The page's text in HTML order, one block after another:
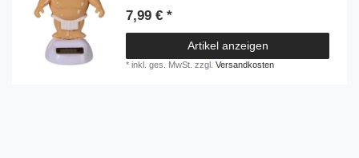
7,99 € *
Artikel anzeigen
*inkl. ges. MwSt. zzgl.Versandkosten